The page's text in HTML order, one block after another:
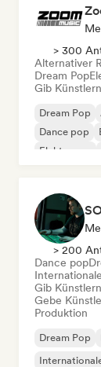
> 300
Alternativer
Dream Pop
Gib
Dream Pop
Dance pop
Elektropop
> 200
Dance pop
Gib
Gebe
Produktion
Dream Pop